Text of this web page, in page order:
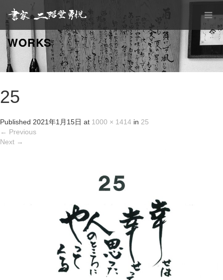
WORKS
25
Published 2021年1月15日 at 1000 × 1414 in 25
← Previous
Next →